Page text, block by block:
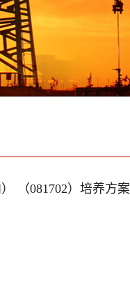
（081702）培养方案